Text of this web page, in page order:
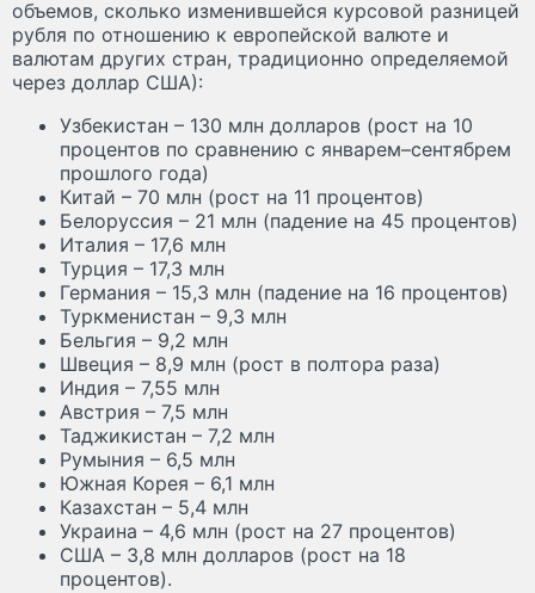
объемов, сколько изменившейся курсовой разницей
рубля по отношению к европейской валюте и
валютам других стран, традиционно определяемой
через доллар США):
Узбекистан – 130 млн долларов (рост на 10
процентов по сравнению с январем–сентябрем
прошлого года)
Китай – 70 млн (рост на 11 процентов)
Белоруссия – 21 млн (падение на 45 процентов)
Италия – 17,6 млн
Турция – 17,3 млн
Германия – 15,3 млн (падение на 16 процентов)
Туркменистан – 9,3 млн
Бельгия – 9,2 млн
Швеция – 8,9 млн (рост в полтора раза)
Индия – 7,55 млн
Австрия – 7,5 млн
Таджикистан – 7,2 млн
Румыния – 6,5 млн
Южная Корея – 6,1 млн
Казахстан – 5,4 млн
Украина – 4,6 млн (рост на 27 процентов)
США – 3,8 млн долларов (рост на 18
процентов).